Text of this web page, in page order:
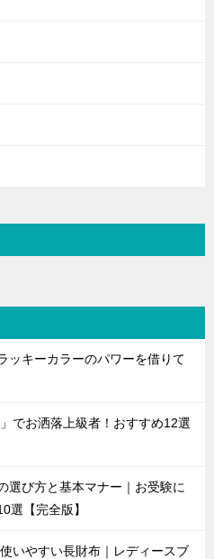
ッキーカラーのパワーを借りて
でお洒落上級者！おすすめ12選
選び方と基本マナー｜お受験に
選【完全版】
いやすい長財布｜レディースブ